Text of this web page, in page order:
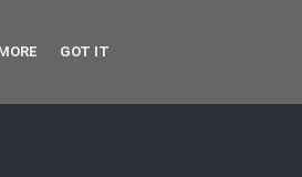
GOT IT